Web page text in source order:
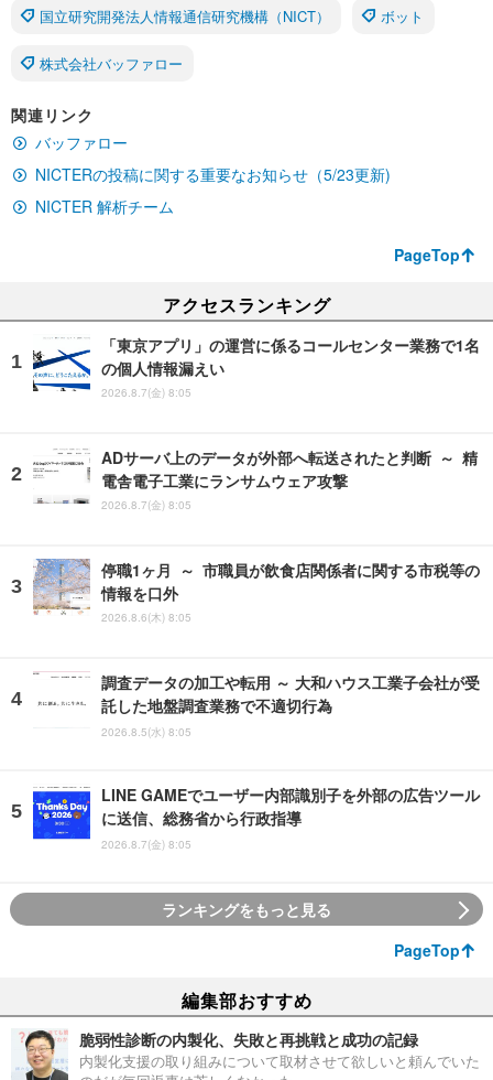
国立研究開発法人情報通信研究機構（NICT） ボット
株式会社バッファロー
関連リンク
バッファロー
NICTERの投稿に関する重要なお知らせ（5/23更新)
NICTER 解析チーム
PageTop
アクセスランキング
「東京アプリ」の運営に係るコールセンター業務で1名
の個人情報漏えい
2026.8.7(金) 8:05
ADサーバ上のデータが外部へ転送されたと判断 ～ 精
電舎電子工業にランサムウェア攻撃
2026.8.7(金) 8:05
停職1ヶ月 ～ 市職員が飲食店関係者に関する市税等の
情報を口外
2026.8.6(木) 8:05
調査データの加工や転用 ～ 大和ハウス工業子会社が受
託した地盤調査業務で不適切行為
2026.8.5(水) 8:05
LINE GAMEでユーザー内部識別子を外部の広告ツール
に送信、総務省から行政指導
2026.8.7(金) 8:05
ランキングをもっと見る
PageTop
編集部おすすめ
脆弱性診断の内製化、失敗と再挑戦と成功の記録
内製化支援の取り組みについて取材させて欲しいと頼んでいた